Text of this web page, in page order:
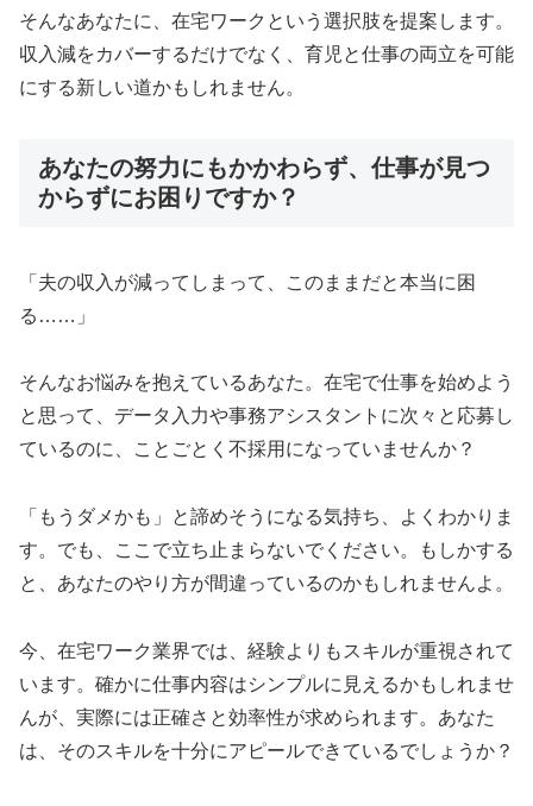
そんなあなたに、在宅ワークという選択肢を提案します。
収入減をカバーするだけでなく、育児と仕事の両立を可能
にする新しい道かもしれません。
あなたの努力にもかかわらず、仕事が見つ
からずにお困りですか？
「夫の収入が減ってしまって、このままだと本当に困
る……」
そんなお悩みを抱えているあなた。在宅で仕事を始めよう
と思って、データ入力や事務アシスタントに次々と応募し
ているのに、ことごとく不採用になっていませんか？
「もうダメかも」と諦めそうになる気持ち、よくわかりま
す。でも、ここで立ち止まらないでください。もしかする
と、あなたのやり方が間違っているのかもしれませんよ。
今、在宅ワーク業界では、経験よりもスキルが重視されて
います。確かに仕事内容はシンプルに見えるかもしれませ
んが、実際には正確さと効率性が求められます。あなた
は、そのスキルを十分にアピールできているでしょうか？